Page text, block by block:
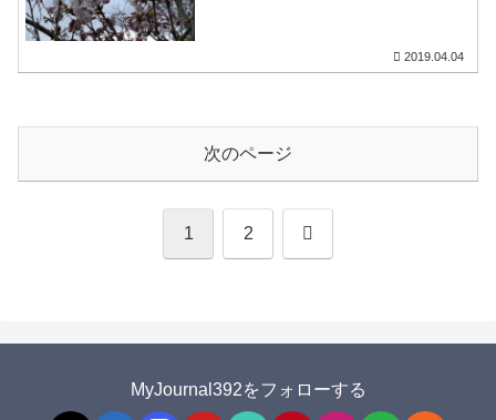
2019.04.04
次のページ
1 2 次
MyJournal392をフォローする